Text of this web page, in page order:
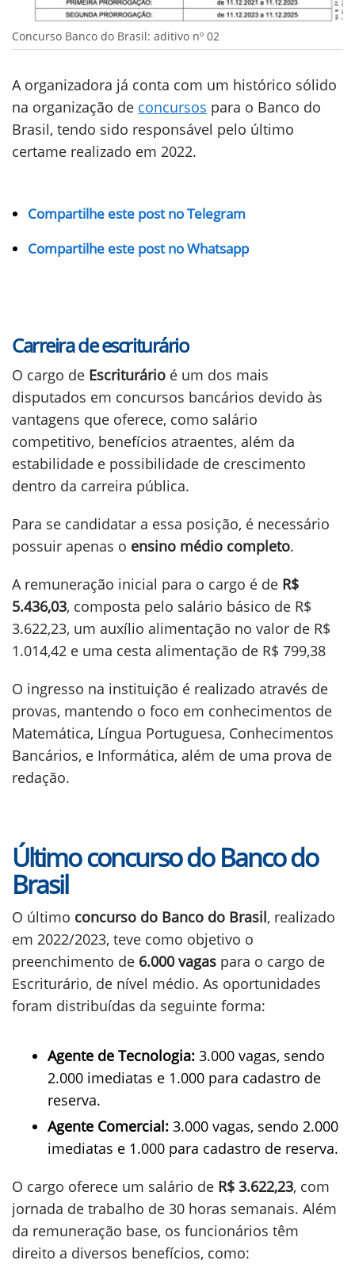
Concurso Banco do Brasil: aditivo nº 02
A organizadora já conta com um histórico sólido
na organização de concursos para o Banco do
Brasil, tendo sido responsável pelo último
certame realizado em 2022.
Compartilhe este post no Telegram
Compartilhe este post no Whatsapp
Carreira de escriturário
O cargo de Escriturário é um dos mais
disputados em concursos bancários devido às
vantagens que oferece, como salário
competitivo, benefícios atraentes, além da
estabilidade e possibilidade de crescimento
dentro da carreira pública.
Para se candidatar a essa posição, é necessário
possuir apenas o ensino médio completo.
A remuneração inicial para o cargo é de R$
5.436,03, composta pelo salário básico de R$
3.622,23, um auxílio alimentação no valor de R$
1.014,42 e uma cesta alimentação de R$ 799,38
O ingresso na instituição é realizado através de
provas, mantendo o foco em conhecimentos de
Matemática, Língua Portuguesa, Conhecimentos
Bancários, e Informática, além de uma prova de
redação.
Último concurso do Banco do
Brasil
O último concurso do Banco do Brasil, realizado
em 2022/2023, teve como objetivo o
preenchimento de 6.000 vagas para o cargo de
Escriturário, de nível médio. As oportunidades
foram distribuídas da seguinte forma:
Agente de Tecnologia: 3.000 vagas, sendo
2.000 imediatas e 1.000 para cadastro de
reserva.
Agente Comercial: 3.000 vagas, sendo 2.000
imediatas e 1.000 para cadastro de reserva.
O cargo oferece um salário de R$ 3.622,23, com
jornada de trabalho de 30 horas semanais. Além
da remuneração base, os funcionários têm
direito a diversos benefícios, como: